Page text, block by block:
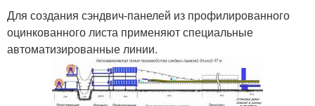
Для создания сэндвич-панелей из профилированного
оцинкованного листа применяют специальные
автоматизированные линии.